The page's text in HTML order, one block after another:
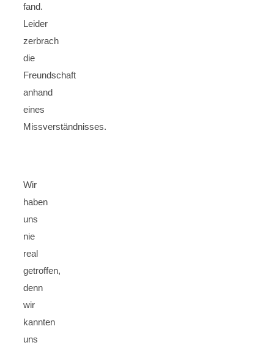
fand.
Leider
zerbrach
die
Freundschaft
anhand
eines
Missverständnisses.
Wir
haben
uns
nie
real
getroffen,
denn
wir
kannten
uns